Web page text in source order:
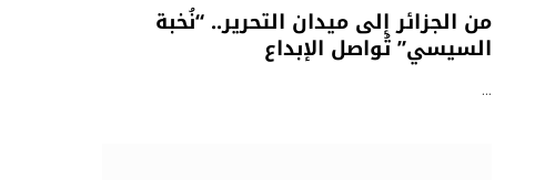
من الجزائر إلى ميدان التحرير.. “نُخبة
السيسي” تُواصل الإبداع
…